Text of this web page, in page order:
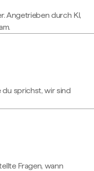
Angetrieben durch KI,
sprichst, wir sind
Fragen, wann